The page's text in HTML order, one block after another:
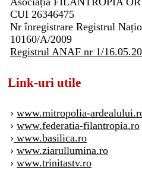
CUI 26346475
Nr înregistrare Registrul
10160/A/2009
Registrul ANAF nr 1/
Link-uri utile
› www.mitropolia-
› www.federatia-filantropia.ro
› www.basilica.ro
› www.ziarullumina.ro
› www.trinitastv.ro